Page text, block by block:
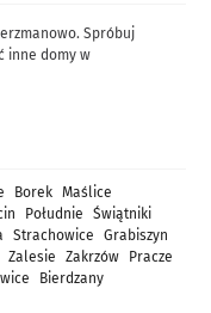
Spróbuj
inne domy w
Borek Maślice
Południe
Świątniki
Strachowice
Grabiszyn
Zalesie Zakrzów
Pracze
Bierdzany